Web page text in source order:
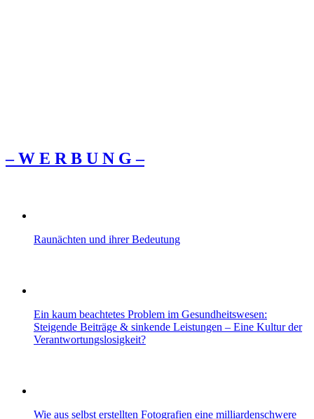
– W Ε R Β U Ν G –
Raunächten und ihrer Bedeutung
Ein kaum beachtetes Problem im Gesundheitswesen:
Steigende Beiträge & sinkende Leistungen – Eine Kultur der
Verantwortungslosigkeit?
Wie aus selbst erstellten Fotografien eine milliardenschwere